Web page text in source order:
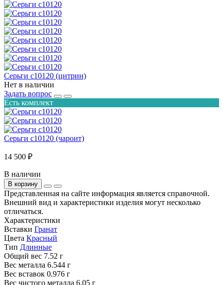
Серьги с10120 (цитрин)
Нет в наличии
Задать вопрос
Есть комплект
Серьги с10120 (чароит)
14 500 ₽
В наличии
В корзину
Представленная на сайте информация является справочной.
Внешний вид и характеристики изделия могут несколько
отличаться.
Характеристики
Вставки Гранат
Цвета Красный
Тип Длинные
Общий вес 7.52 г
Вес металла 6.544 г
Вес вставок 0.976 г
Вес чистого металла 6.05 г